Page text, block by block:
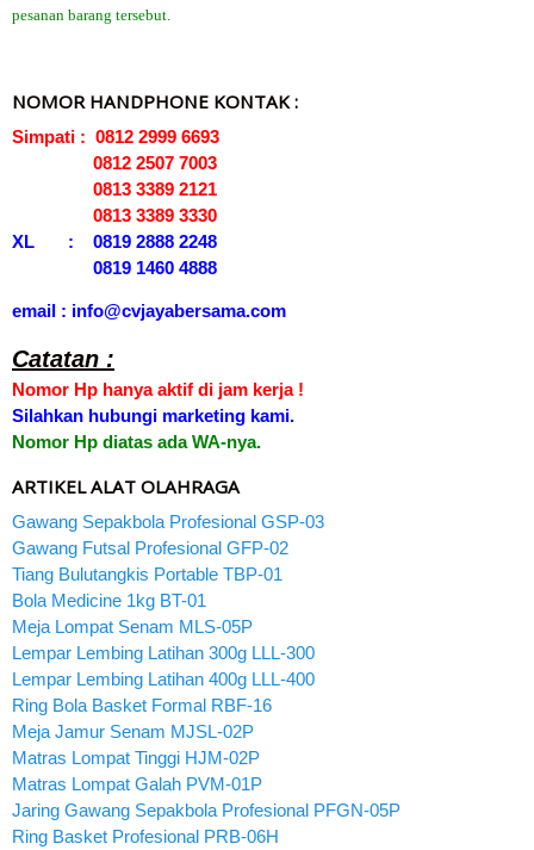
pesanan barang tersebut.
NOMOR HANDPHONE KONTAK :
Simpati : 0812 2999 6693
0812 2507 7003
0813 3389 2121
0813 3389 3330
XL : 0819 2888 2248
0819 1460 4888
email : info@cvjayabersama.com
Catatan :
Nomor Hp hanya aktif di jam kerja !
Silahkan hubungi marketing kami.
Nomor Hp diatas ada WA-nya.
ARTIKEL ALAT OLAHRAGA
Gawang Sepakbola Profesional GSP-03
Gawang Futsal Profesional GFP-02
Tiang Bulutangkis Portable TBP-01
Bola Medicine 1kg BT-01
Meja Lompat Senam MLS-05P
Lempar Lembing Latihan 300g LLL-300
Lempar Lembing Latihan 400g LLL-400
Ring Bola Basket Formal RBF-16
Meja Jamur Senam MJSL-02P
Matras Lompat Tinggi HJM-02P
Matras Lompat Galah PVM-01P
Jaring Gawang Sepakbola Profesional PFGN-05P
Ring Basket Profesional PRB-06H